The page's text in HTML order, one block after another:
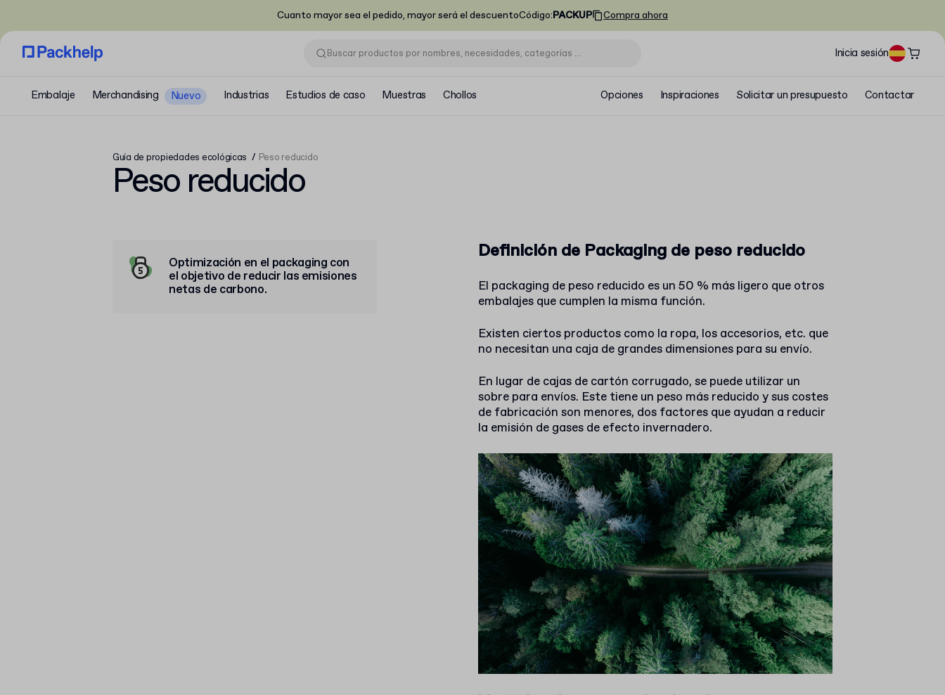
Cuanto mayor sea el pedido, mayor será el descuentoCódigo:PACKUP Compra ahora
Inicia sesión
Embalaje Merchandising Nuevo Industrias Estudios de caso Muestras Chollos Opciones Inspiraciones Solicitar un presupuesto Contactar
Guía de propiedades ecológicas Peso reducido
Peso reducido
Optimización en el packaging con
el objetivo de reducir las emisiones
netas de carbono.
Definición de Packaging de peso reducido
El packaging de peso reducido es un 50 % más ligero que otros
embalajes que cumplen la misma función.
Existen ciertos productos como la ropa, los accesorios, etc. que
no necesitan una caja de grandes dimensiones para su envío.
En lugar de cajas de cartón corrugado, se puede utilizar un
sobre para envíos. Este tiene un peso más reducido y sus costes
de fabricación son menores, dos factores que ayudan a reducir
la emisión de gases de efecto invernadero.